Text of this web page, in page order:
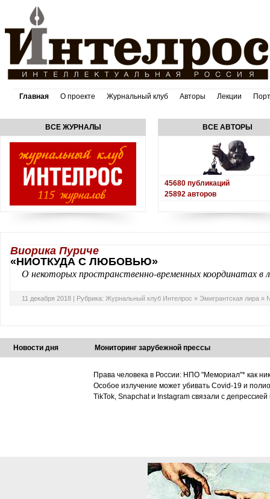
Главная О проекте Журнальный клуб Авторы Лекции
ВСЕ ЖУРНАЛЫ ВСЕ АВТОРЫ
45680 публикаций
25892 авторов
Виорика Пуриче
«НИОТКУДА С ЛЮБОВЬЮ»
О некоторых пространственно-временных координатах в
11 декабря 2018 | Рубрика: Журнальный клуб Интелрос » Эмигрантская лира »
Новости дня Мониторинг зарубежной прессы
Права человека в России: НПО "Мемориал"* как
Особое излучение может убивать Covid-19 и
TikTok, Snapchat и Instagram связали с